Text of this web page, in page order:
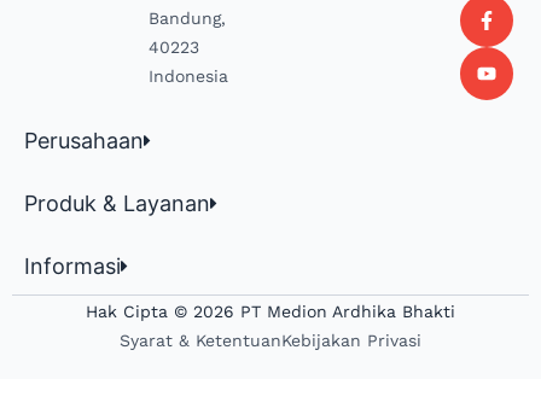
Bandung,
40223
Indonesia
Perusahaan
Produk & Layanan
Informasi
Hak Cipta © 2026 PT Medion Ardhika Bhakti
Syarat & KetentuanKebijakan Privasi